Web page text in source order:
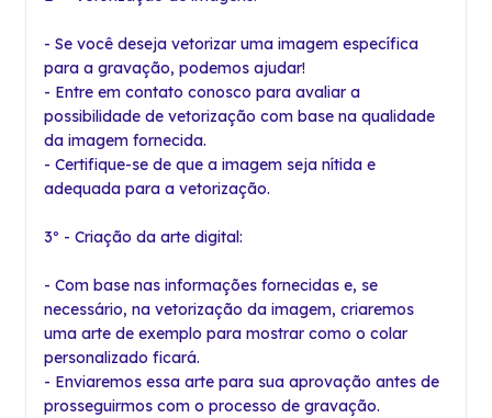
- Se você deseja vetorizar uma imagem específica
para a gravação, podemos ajudar!
- Entre em contato conosco para avaliar a
possibilidade de vetorização com base na qualidade
da imagem fornecida.
- Certifique-se de que a imagem seja nítida e
adequada para a vetorização.
3º - Criação da arte digital:
- Com base nas informações fornecidas e, se
necessário, na vetorização da imagem, criaremos
uma arte de exemplo para mostrar como o colar
personalizado ficará.
- Enviaremos essa arte para sua aprovação antes de
prosseguirmos com o processo de gravação.